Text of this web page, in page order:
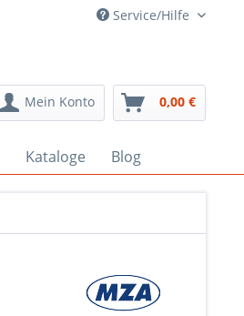
Service/Hilfe
Mein Konto 0,00 €
Kataloge Blog